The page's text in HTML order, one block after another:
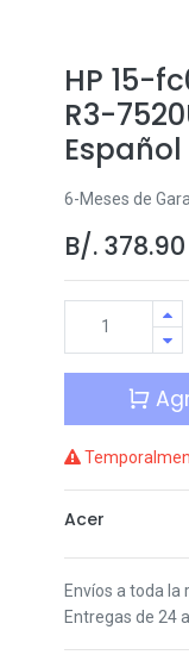
HP 15-
R3-
Español
6-Meses de
B/. 378.90
Acer
Envíos a toda la
Entregas de 24